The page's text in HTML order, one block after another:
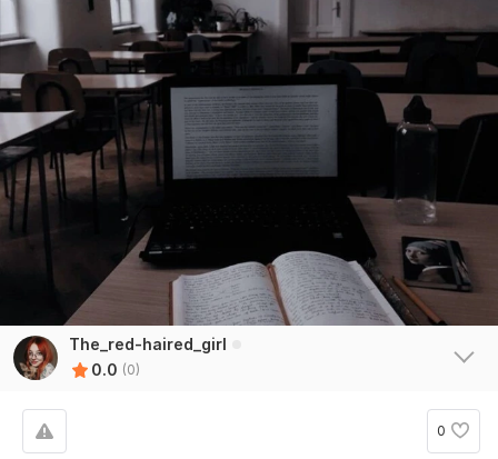
The_red-haired_girl
0.0 (0)
0